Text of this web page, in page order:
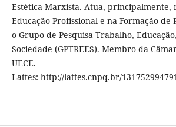
Estética Marxista. Atua, principalmente,
Educação Profissional e na Formação de
o Grupo de Pesquisa Trabalho,
Sociedade (GPTREES). Membro da
UECE.
Lattes: http://lattes.cnpq.br/